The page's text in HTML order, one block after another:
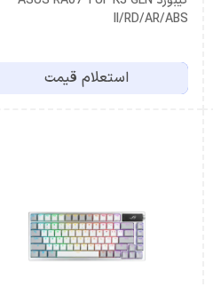
II/RD/AR/ABS
استعلام قیمت